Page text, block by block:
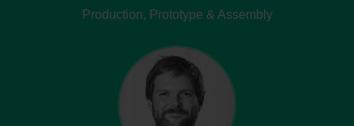
Production, Prototype & Assembly